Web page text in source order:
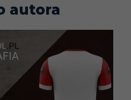
autora